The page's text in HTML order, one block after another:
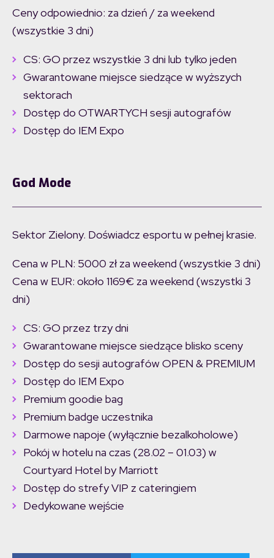
Ceny odpowiednio: za dzień / za weekend
(wszystkie 3 dni)
CS: GO przez wszystkie 3 dni lub tylko jeden
Gwarantowane miejsce siedzące w wyższych
sektorach
Dostęp do OTWARTYCH sesji autografów
Dostęp do IEM Expo
God Mode
Sektor Zielony. Doświadcz esportu w pełnej krasie.
Cena w PLN: 5000 zł za weekend (wszystkie 3 dni)
Cena w EUR: około 1169€ za weekend (wszystki 3
dni)
CS: GO przez trzy dni
Gwarantowane miejsce siedzące blisko sceny
Dostęp do sesji autografów OPEN & PREMIUM
Dostęp do IEM Expo
Premium goodie bag
Premium badge uczestnika
Darmowe napoje (wyłącznie bezalkoholowe)
Pokój w hotelu na czas (28.02 – 01.03) w
Courtyard Hotel by Marriott
Dostęp do strefy VIP z cateringiem
Dedykowane wejście